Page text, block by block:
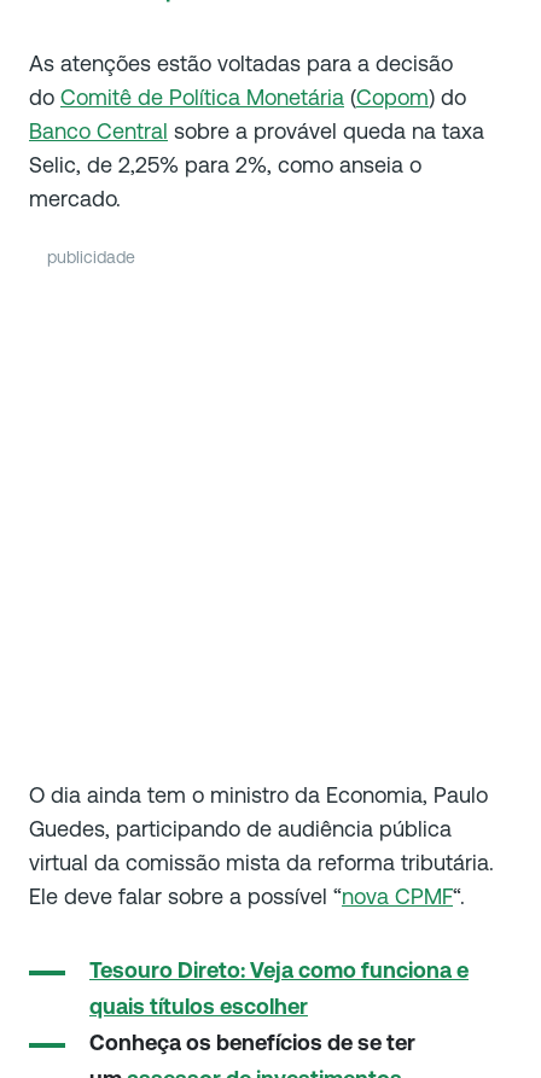
As atenções estão voltadas para a decisão
do Comitê de Política Monetária (Copom) do
Banco Central sobre a provável queda na taxa
Selic, de 2,25% para 2%, como anseia o
mercado.
publicidade
O dia ainda tem o ministro da Economia, Paulo
Guedes, participando de audiência pública
virtual da comissão mista da reforma tributária.
Ele deve falar sobre a possível “nova CPMF“.
Tesouro Direto: Veja como funciona e
quais títulos escolher
Conheça os benefícios de se ter